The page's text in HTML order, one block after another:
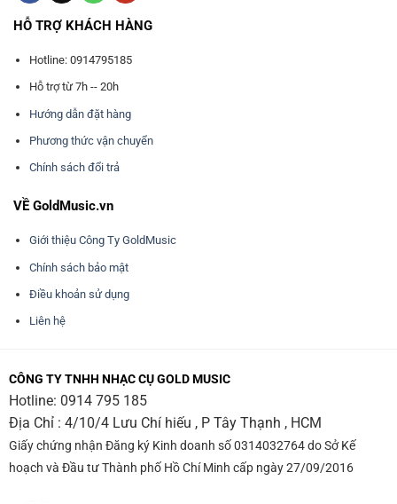
HỖ TRỢ KHÁCH HÀNG
Hotline: 0914795185
Hỗ trợ từ 7h -- 20h
Hướng dẫn đặt hàng
Phương thức vận chuyển
Chính sách đổi trả
VỀ GoldMusic.vn
Giới thiệu Công Ty GoldMusic
Chính sách bảo mật
Điều khoản sử dụng
Liên hệ
CÔNG TY TNHH NHẠC CỤ GOLD MUSIC
Hotline: 0914 795 185
Địa Chỉ : 4/10/4 Lưu Chí hiếu , P Tây Thạnh , HCM
Giấy chứng nhận Đăng ký Kinh doanh số 0314032764 do Sở Kế
hoạch và Đầu tư Thành phố Hồ Chí Minh cấp ngày 27/09/2016